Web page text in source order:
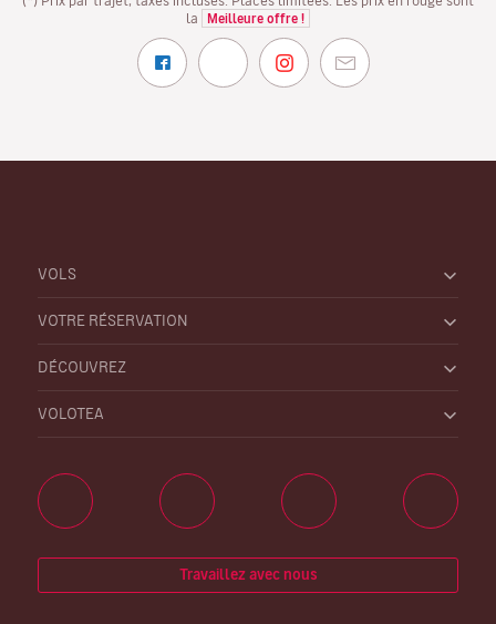
la
Meilleure offre !
VOLS
VOTRE RÉSERVATION
DÉCOUVREZ
VOLOTEA
Travaillez avec nous